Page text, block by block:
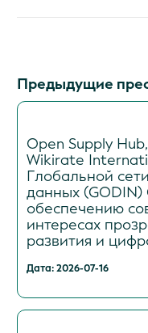
Предыдущие
Open Supply
Wikirate
Глобальной
данных (GODIN)
обеспечению
интересах
развития и
Дата: 2026-07-16